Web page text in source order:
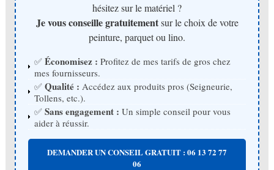
hésitez sur le matériel ?
Je vous conseille gratuitementsur le choix de votre
peinture, parquet ou lino.
✅ Économisez : Profitez de mes tarifs de gros chez
mes fournisseurs.
✅ Qualité : Accédez aux produits pros (Seigneurie,
Tollens, etc.).
✅ Sans engagement : Un simple conseil pour vous
aider à réussir.
DEMANDER UN CONSEIL GRATUIT : 06 13 72 77
06